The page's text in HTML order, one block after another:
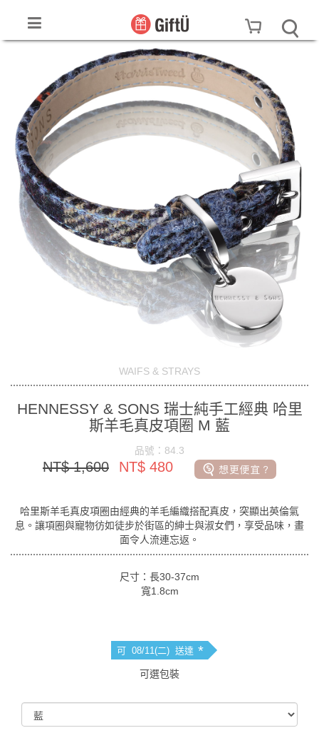
WAIFS & STRAYS
HENNESSY & SONS 瑞士純手工經典 哈里
斯羊毛真皮項圈 M 藍
品號：84.3
NT$ 1,600 NT$ 480
哈里斯羊毛真皮項圈由經典的羊毛編織搭配真皮，突顯出英倫氣
息。讓項圈與寵物彷如徒步於街區的紳士與淑女們，享受品味，畫
面令人流連忘返。
尺寸：長30-37cm
寬1.8cm
可 08/11(二) 送達 *
可選包裝